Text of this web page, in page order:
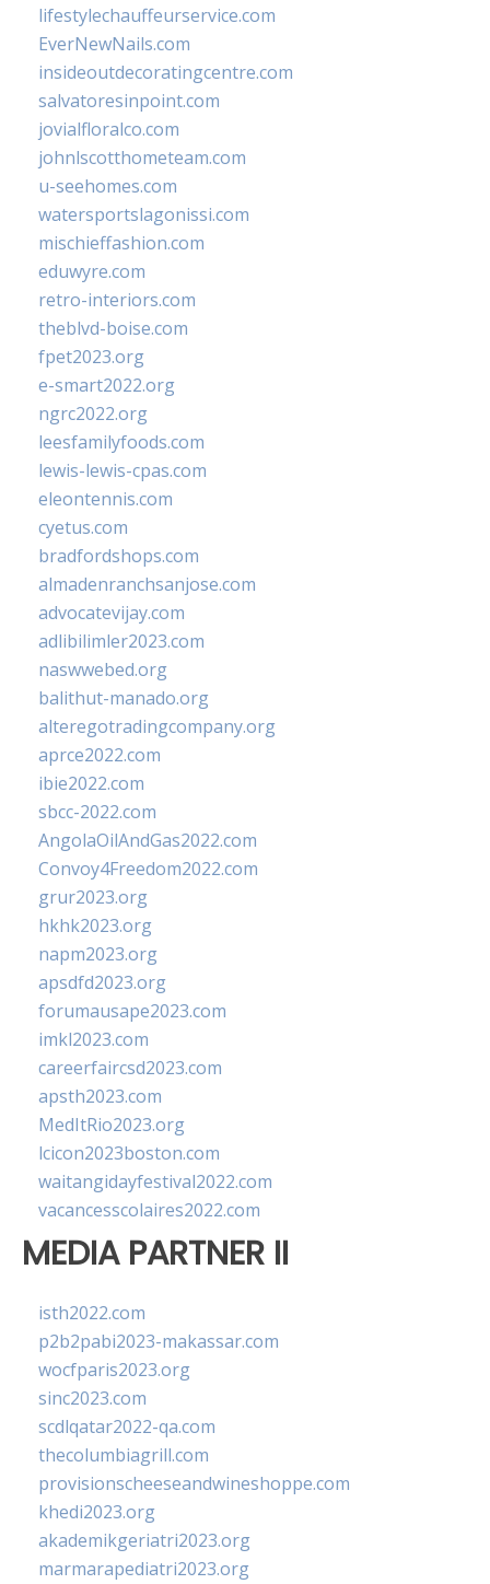
lifestylechauffeurservice.com
EverNewNails.com
insideoutdecoratingcentre.com
salvatoresinpoint.com
jovialfloralco.com
johnlscotthometeam.com
u-seehomes.com
watersportslagonissi.com
mischieffashion.com
eduwyre.com
retro-interiors.com
theblvd-boise.com
fpet2023.org
e-smart2022.org
ngrc2022.org
leesfamilyfoods.com
lewis-lewis-cpas.com
eleontennis.com
cyetus.com
bradfordshops.com
almadenranchsanjose.com
advocatevijay.com
adlibilimler2023.com
naswwebed.org
balithut-manado.org
alteregotradingcompany.org
aprce2022.com
ibie2022.com
sbcc-2022.com
AngolaOilAndGas2022.com
Convoy4Freedom2022.com
grur2023.org
hkhk2023.org
napm2023.org
apsdfd2023.org
forumausape2023.com
imkl2023.com
careerfaircsd2023.com
apsth2023.com
MedItRio2023.org
lcicon2023boston.com
waitangidayfestival2022.com
vacancesscolaires2022.com
MEDIA PARTNER II
isth2022.com
p2b2pabi2023-makassar.com
wocfparis2023.org
sinc2023.com
scdlqatar2022-qa.com
thecolumbiagrill.com
provisionscheeseandwineshoppe.com
khedi2023.org
akademikgeriatri2023.org
marmarapediatri2023.org